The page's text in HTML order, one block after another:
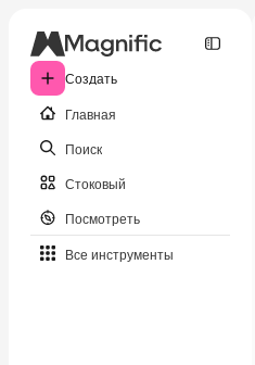
Создать
Главная
Поиск
Стоковый
Посмотреть
Все инструменты